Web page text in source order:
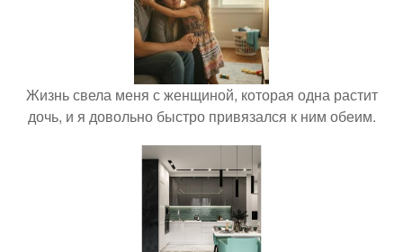
Жизнь свела меня с женщиной, которая одна растит
дочь, и я довольно быстро привязался к ним обеим.